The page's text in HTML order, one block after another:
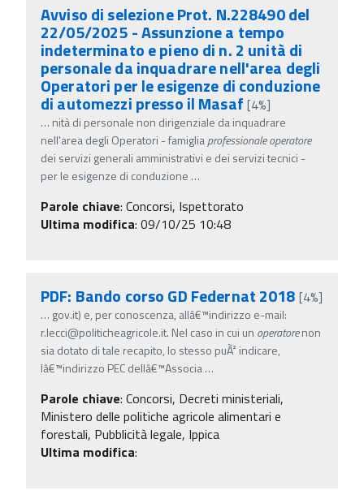
Avviso di selezione Prot. N.228490 del
22/05/2025 - Assunzione a tempo
indeterminato e pieno di n. 2 unità di
personale da inquadrare nell'area degli
Operatori per le esigenze di conduzione
di automezzi presso il Masaf [4%]
… nità di personale non dirigenziale da inquadrare
nell'area degli Operatori - famigliaprofessionaleoperatore
dei servizi generali amministrativi e dei servizi tecnici -
per le esigenze di conduzione …
Parole chiave: Concorsi, Ispettorato
Ultima modifica: 09/10/25 10:48
PDF: Bando corso GD Federnat 2018 [4%]
… gov.it) e, per conoscenza, allâ€™indirizzo e-mail:
r.lecci@politicheagricole.it. Nel caso in cui un operatorenon
sia dotato di tale recapito, lo stesso puÃ² indicare,
lâ€™indirizzo PEC dellâ€™Associa…
Parole chiave: Concorsi, Decreti ministeriali,
Ministero delle politiche agricole alimentari e
forestali, Pubblicità legale, Ippica
Ultima modifica: